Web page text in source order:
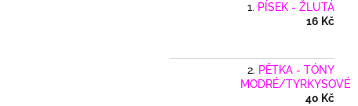
PÍSEK - ŽLUTÁ
16 Kč
PĚTKA - TÓNY
MODRÉ/TYRKYSOVÉ
40 Kč